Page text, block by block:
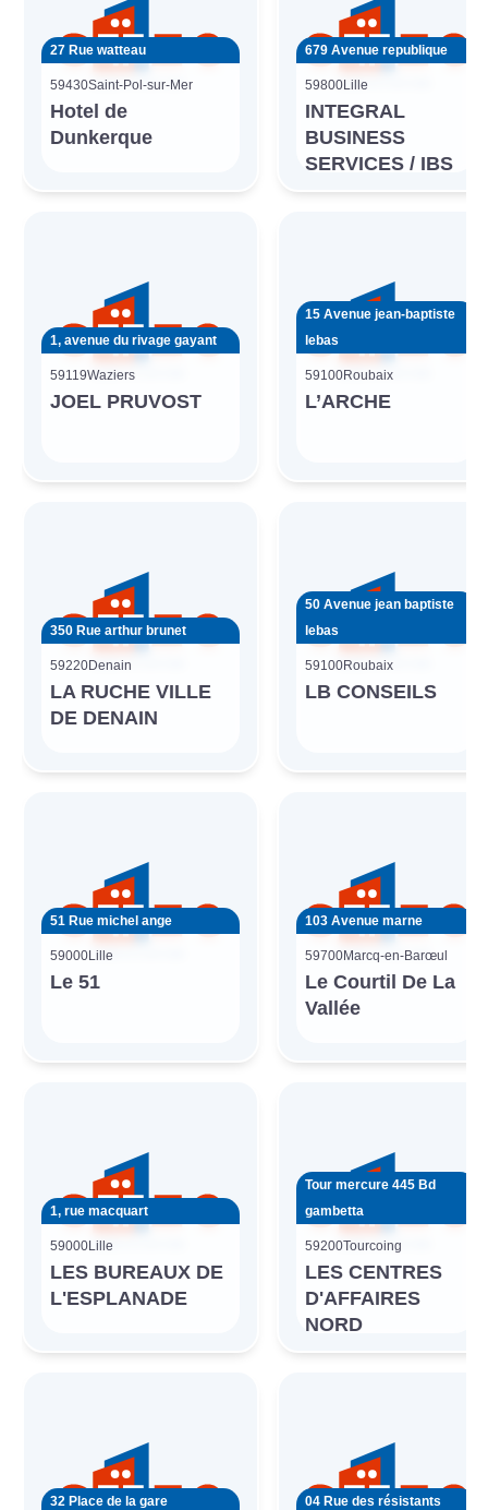
27 Rue watteau
59430Saint-Pol-sur-Mer
Hotel de
Dunkerque
679 Avenue republique
59800Lille
INTEGRAL
BUSINESS
SERVICES / IBS
1, avenue du rivage gayant
59119Waziers
JOEL PRUVOST
15 Avenue jean-baptiste
lebas
59100Roubaix
L’ARCHE
350 Rue arthur brunet
59220Denain
LA RUCHE VILLE
DE DENAIN
50 Avenue jean baptiste
lebas
59100Roubaix
LB CONSEILS
51 Rue michel ange
59000Lille
Le 51
103 Avenue marne
59700Marcq-en-Barœul
Le Courtil De La
Vallée
1, rue macquart
59000Lille
LES BUREAUX DE
L'ESPLANADE
Tour mercure 445 Bd
gambetta
59200Tourcoing
LES CENTRES
D'AFFAIRES
NORD
32 Place de la gare 04 Rue des résistants